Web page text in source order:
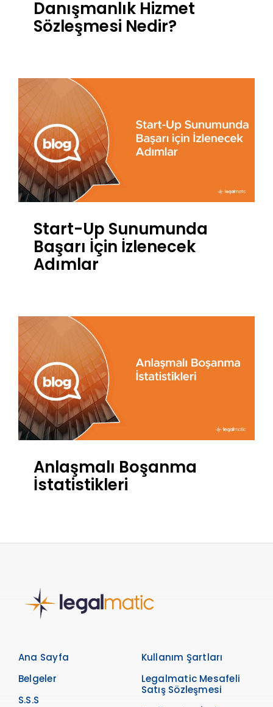
Danışmanlık Hizmet
Sözleşmesi Nedir?
Start-Up Sunumunda
Başarı İçin İzlenecek
Adımlar
Anlaşmalı Boşanma
İstatistikleri
Ana Sayfa
Belgeler
S.S.S
Kullanım Şartları
Legalmatic Mesafeli
Satış Sözleşmesi